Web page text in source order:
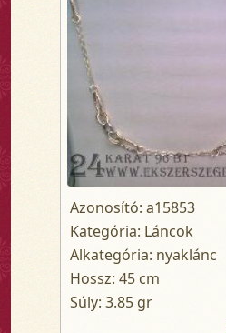
Azonosító: a15853
Kategória: Láncok
Alkategória: nyaklánc
Hossz: 45 cm
Súly: 3.85 gr